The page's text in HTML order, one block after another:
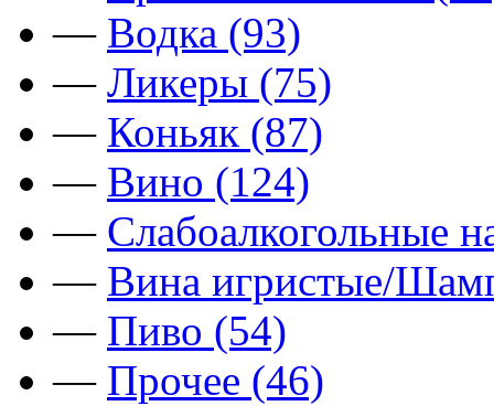
— Водка (93)
— Ликеры (75)
— Коньяк (87)
— Вино (124)
— Слабоалкогольные
— Вина игристые/
— Пиво (54)
— Прочее (46)